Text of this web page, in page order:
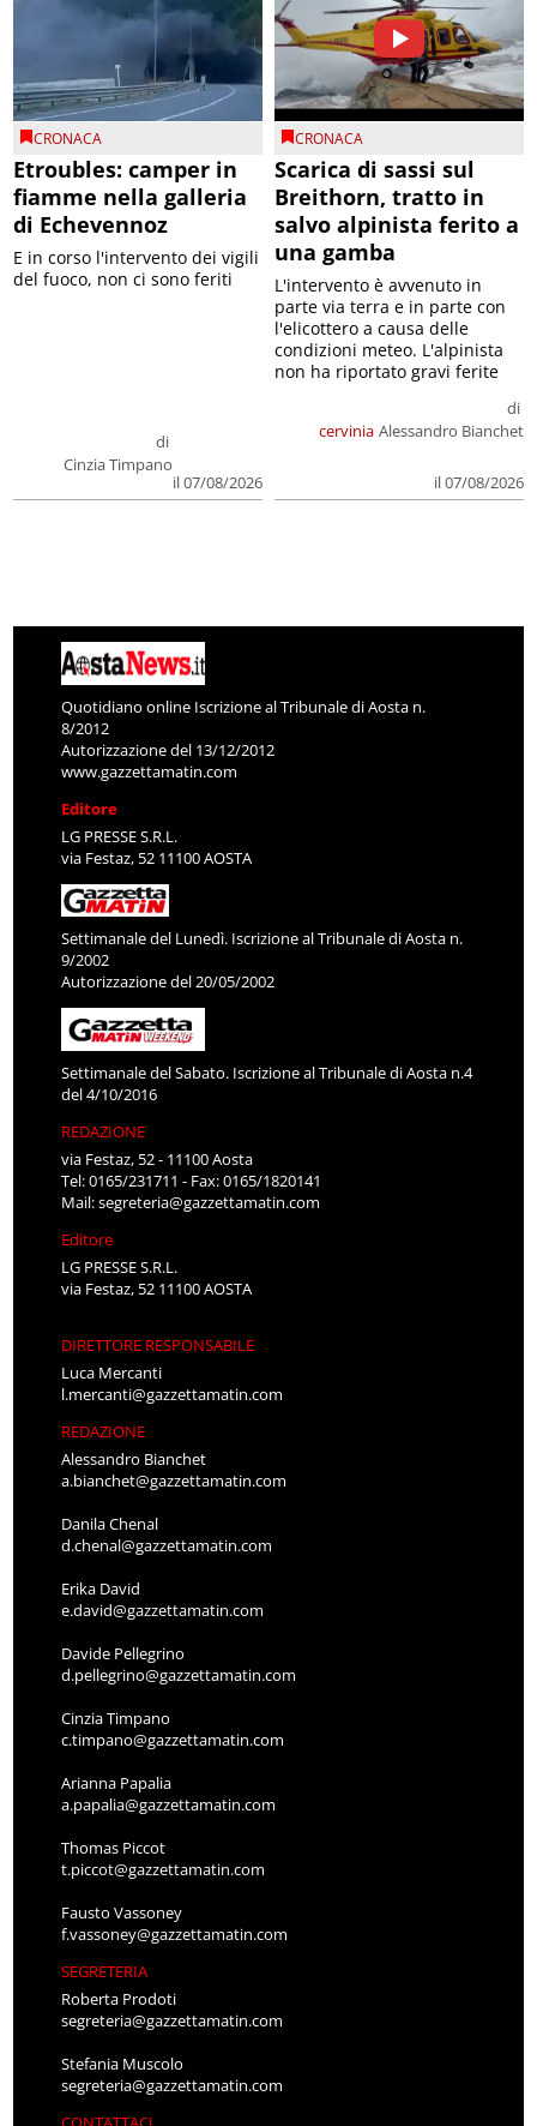
CRONACA
Etroubles: camper in
fiamme nella galleria
di Echevennoz
di
Cinzia Timpano
il 07/08/2026
E in corso l'intervento dei vigili
del fuoco, non ci sono feriti
CRONACA
Scarica di sassi sul
Breithorn, tratto in
salvo alpinista ferito a
una gamba
cervinia
di
Alessandro Bianchet
il 07/08/2026
L'intervento è avvenuto in
parte via terra e in parte con
l'elicottero a causa delle
condizioni meteo. L'alpinista
non ha riportato gravi ferite
Quotidiano online Iscrizione al Tribunale di Aosta n.
8/2012
Autorizzazione del 13/12/2012
www.gazzettamatin.com
Editore
LG PRESSE S.R.L.
via Festaz, 52 11100 AOSTA
Settimanale del Lunedì. Iscrizione al Tribunale di Aosta n.
9/2002
Autorizzazione del 20/05/2002
Settimanale del Sabato. Iscrizione al Tribunale di Aosta n.4
del 4/10/2016
REDAZIONE
via Festaz, 52 - 11100 Aosta
Tel: 0165/231711 - Fax: 0165/1820141
Mail:segreteria@gazzettamatin.com
Editore
LG PRESSE S.R.L.
via Festaz, 52 11100 AOSTA
DIRETTORE RESPONSABILE
Luca Mercanti
l.mercanti@gazzettamatin.com
REDAZIONE
Alessandro Bianchet
a.bianchet@gazzettamatin.com
Danila Chenal
d.chenal@gazzettamatin.com
Erika David
e.david@gazzettamatin.com
Davide Pellegrino
d.pellegrino@gazzettamatin.com
Cinzia Timpano
c.timpano@gazzettamatin.com
Arianna Papalia
a.papalia@gazzettamatin.com
Thomas Piccot
t.piccot@gazzettamatin.com
Fausto Vassoney
f.vassoney@gazzettamatin.com
SEGRETERIA
Roberta Prodoti
segreteria@gazzettamatin.com
Stefania Muscolo
segreteria@gazzettamatin.com